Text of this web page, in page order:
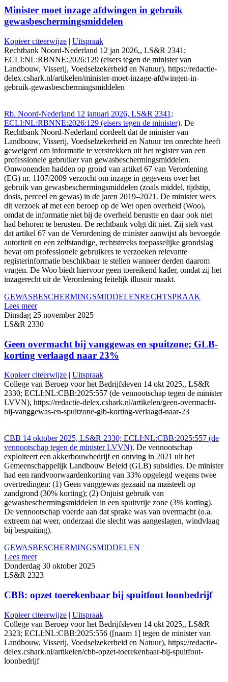
Minister moet inzage afdwingen in gebruik
gewasbeschermingsmiddelen
Kopieer citeerwijze | Uitspraak
Rechtbank Noord-Nederland 12 jan 2026,, LS&R 2341;
ECLI:NL:RBNNE:2026:129 (eisers tegen de minister van
Landbouw, Visserij, Voedselzekerheid en Natuur), https://redactie-
delex.cshark.nl/artikelen/minister-moet-inzage-afdwingen-in-
gebruik-gewasbeschermingsmiddelen
Rb. Noord-Nederland 12 januari 2026, LS&R 2341;
ECLI:NL:RBNNE:2026:129 (eisers tegen de minister). De
Rechtbank Noord-Nederland oordeelt dat de minister van
Landbouw, Visserij, Voedselzekerheid en Natuur ten onrechte heeft
geweigerd om informatie te verstrekken uit het register van een
professionele gebruiker van gewasbeschermingsmiddelen.
Omwonenden hadden op grond van artikel 67 van Verordening
(EG) nr. 1107/2009 verzocht om inzage in gegevens over het
gebruik van gewasbeschermingsmiddelen (zoals middel, tijdstip,
dosis, perceel en gewas) in de jaren 2019–2021. De minister wees
dit verzoek af met een beroep op de Wet open overheid (Woo),
omdat de informatie niet bij de overheid berustte en daar ook niet
had behoren te berusten. De rechtbank volgt dit niet. Zij stelt vast
dat artikel 67 van de Verordening de minister aanwijst als bevoegde
autoriteit en een zelfstandige, rechtstreeks toepasselijke grondslag
bevat om professionele gebruikers te verzoeken relevante
registerinformatie beschikbaar te stellen wanneer derden daarom
vragen. De Woo biedt hiervoor geen toereikend kader, omdat zij het
inzagerecht uit de Verordening feitelijk illusoir maakt.
GEWASBESCHERMINGSMIDDELENRECHTSPRAAK
Lees meer
Dinsdag 25 november 2025
LS&R 2330
Geen overmacht bij vanggewas en spuitzone; GLB-
korting verlaagd naar 23%
Kopieer citeerwijze | Uitspraak
College van Beroep voor het Bedrijfsleven 14 okt 2025,, LS&R
2330; ECLI:NL:CBB:2025:557 (de vennootschap tegen de minister
LVVN), https://redactie-delex.cshark.nl/artikelen/geen-overmacht-
bij-vanggewas-en-spuitzone-glb-korting-verlaagd-naar-23
CBB 14 oktober 2025, LS&R 2330; ECLI:NL:CBB:2025:557 (de
vennootschap tegen de minister LVVN). De vennootschap
exploiteert een akkerbouwbedrijf en ontving in 2021 uit het
Gemeenschappelijk Landbouw Beleid (GLB) subsidies. De minister
had een randvoorwaardenkorting van 33% opgelegd wegens twee
overtredingen: (1) Geen vanggewas gezaaid na maisteelt op
zandgrond (30% korting); (2) Onjuist gebruik van
gewasbeschermingsmiddelen in een spuitvrije zone (3% korting).
De vennootschap voerde aan dat sprake was van overmacht (o.a.
extreem nat weer, onderzaai die slecht was aangeslagen, windvlaag
bij bespuiting).
GEWASBESCHERMINGSMIDDELEN
Lees meer
Donderdag 30 oktober 2025
LS&R 2323
CBB: opzet toerekenbaar bij spuitfout loonbedrijf
Kopieer citeerwijze | Uitspraak
College van Beroep voor het Bedrijfsleven 14 okt 2025,, LS&R
2323; ECLI:NL:CBB:2025:556 ([naam 1] tegen de minister van
Landbouw, Visserij, Voedselzekerheid en Natuur), https://redactie-
delex.cshark.nl/artikelen/cbb-opzet-toerekenbaar-bij-spuitfout-
loonbedrijf